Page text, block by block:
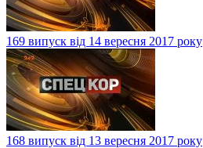
169 випуск від 14 вересня 2017 року
168 випуск від 13 вересня 2017 року